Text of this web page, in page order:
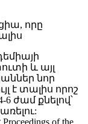
և այլ
նոր
է տալիս որոշ
ժամ քնելով՝
of the